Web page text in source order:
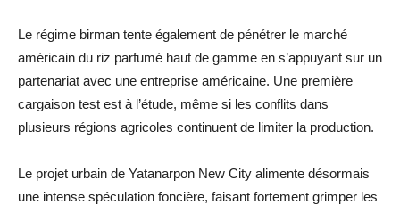
Le régime birman tente également de pénétrer le marché
américain du riz parfumé haut de gamme en s’appuyant sur un
partenariat avec une entreprise américaine. Une première
cargaison test est à l’étude, même si les conflits dans
plusieurs régions agricoles continuent de limiter la production.
Le projet urbain de Yatanarpon New City alimente désormais
une intense spéculation foncière, faisant fortement grimper les